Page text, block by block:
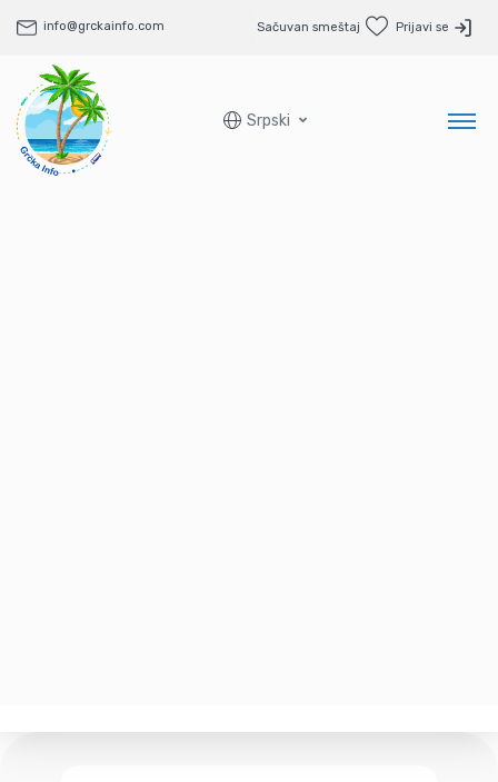
info@grckainfo.com Sačuvan smeštaj Prijavi se
Srpski